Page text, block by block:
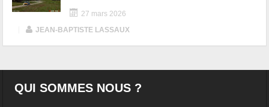
27 mars 2026
JEAN-BAPTISTE LASSAUX
QUI SOMMES NOUS ?